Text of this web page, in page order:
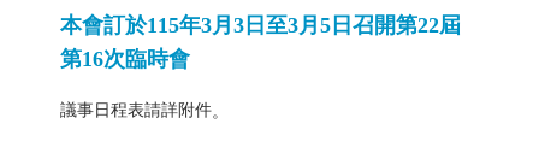
本會訂於115年3月3日至3月5日召開第22屆
第16次臨時會
議事日程表請詳附件。